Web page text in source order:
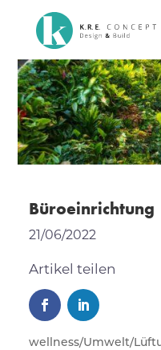
Büroeinrichtung
21/06/2022
Artikel teilen
wellness/Umwelt/